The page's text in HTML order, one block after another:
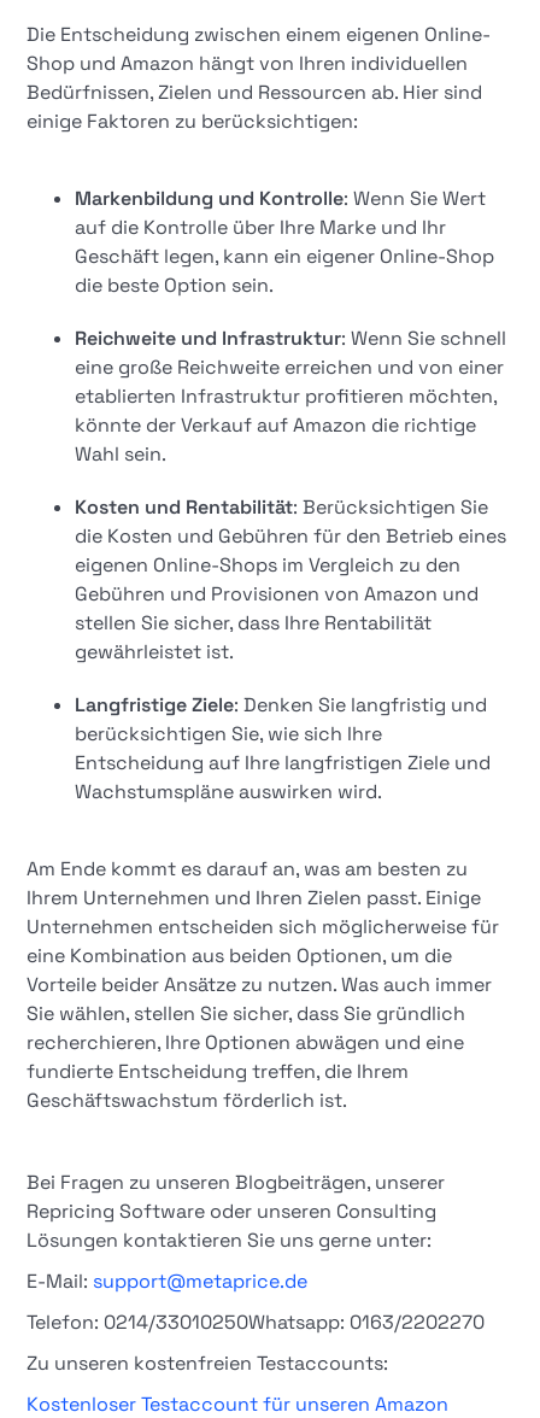
Die Entscheidung zwischen einem eigenen Online-
Shop und Amazon hängt von Ihren individuellen
Bedürfnissen, Zielen und Ressourcen ab. Hier sind
einige Faktoren zu berücksichtigen:
Markenbildung und Kontrolle: Wenn Sie Wert
auf die Kontrolle über Ihre Marke und Ihr
Geschäft legen, kann ein eigener Online-Shop
die beste Option sein.
Reichweite und Infrastruktur: Wenn Sie schnell
eine große Reichweite erreichen und von einer
etablierten Infrastruktur profitieren möchten,
könnte der Verkauf auf Amazon die richtige
Wahl sein.
Kosten und Rentabilität: Berücksichtigen Sie
die Kosten und Gebühren für den Betrieb eines
eigenen Online-Shops im Vergleich zu den
Gebühren und Provisionen von Amazon und
stellen Sie sicher, dass Ihre Rentabilität
gewährleistet ist.
Langfristige Ziele: Denken Sie langfristig und
berücksichtigen Sie, wie sich Ihre
Entscheidung auf Ihre langfristigen Ziele und
Wachstumspläne auswirken wird.
Am Ende kommt es darauf an, was am besten zu
Ihrem Unternehmen und Ihren Zielen passt. Einige
Unternehmen entscheiden sich möglicherweise für
eine Kombination aus beiden Optionen, um die
Vorteile beider Ansätze zu nutzen. Was auch immer
Sie wählen, stellen Sie sicher, dass Sie gründlich
recherchieren, Ihre Optionen abwägen und eine
fundierte Entscheidung treffen, die Ihrem
Geschäftswachstum förderlich ist.
Bei Fragen zu unseren Blogbeiträgen, unserer
Repricing Software oder unseren Consulting
Lösungen kontaktieren Sie uns gerne unter:
E-Mail: support@metaprice.de
Telefon: 0214/33010250Whatsapp: 0163/2202270
Zu unseren kostenfreien Testaccounts:
Kostenloser Testaccount für unseren Amazon